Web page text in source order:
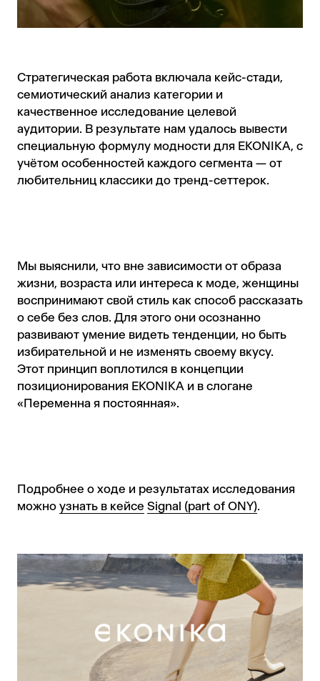
Стратегическая работа включала кейс-стади,
семиотический анализ категории и
качественное исследование целевой
аудитории. В результате нам удалось вывести
специальную формулу модности для EKONIKA, с
учётом особенностей каждого сегмента — от
любительниц классики до тренд-сеттерок.
Мы выяснили, что вне зависимости от образа
жизни, возраста или интереса к моде, женщины
воспринимают свой стиль как способ рассказать
о себе без слов. Для этого они осознанно
развивают умение видеть тенденции, но быть
избирательной и не изменять своему вкусу.
Этот принцип воплотился в концепции
позиционирования EKONIKA и в слогане
«Переменна я постоянная».
Подробнее о ходе и результатах исследования
можно узнать в кейсе Signal (part of ONY).